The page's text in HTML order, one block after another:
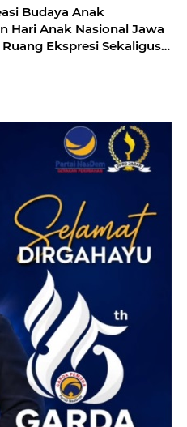
Budaya Anak
Hari Anak Nasional Jawa
Ekspresi Sekaligus